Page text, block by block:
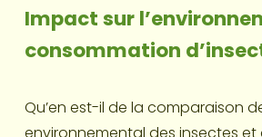
Impact sur
consommation
Qu’en est-il de la comparaison
environnemental des insectes et